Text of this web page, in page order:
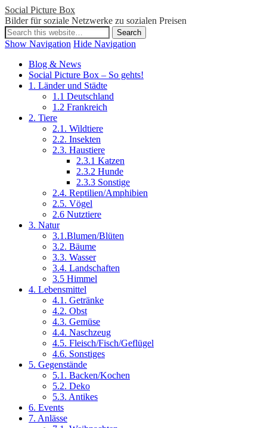
Social Picture Box
Bilder für soziale Netzwerke zu sozialen Preisen
Show Navigation Hide Navigation
Blog & News
Social Picture Box – So gehts!
1. Länder und Städte
1.1 Deutschland
1.2 Frankreich
2. Tiere
2.1. Wildtiere
2.2. Insekten
2.3. Haustiere
2.3.1 Katzen
2.3.2 Hunde
2.3.3 Sonstige
2.4. Reptilien/Amphibien
2.5. Vögel
2.6 Nutztiere
3. Natur
3.1.Blumen/Blüten
3.2. Bäume
3.3. Wasser
3.4. Landschaften
3.5 Himmel
4. Lebensmittel
4.1. Getränke
4.2. Obst
4.3. Gemüse
4.4. Naschzeug
4.5. Fleisch/Fisch/Geflügel
4.6. Sonstiges
5. Gegenstände
5.1. Backen/Kochen
5.2. Deko
5.3. Antikes
6. Events
7. Anlässe